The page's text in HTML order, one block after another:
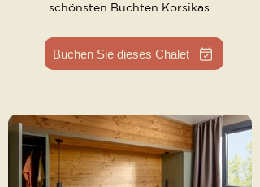
schönsten Buchten Korsikas.
Buchen Sie dieses Chalet